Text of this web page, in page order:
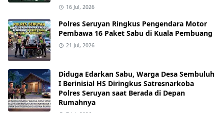
16 Jul, 2026
Polres Seruyan Ringkus Pengendara Motor
Pembawa 16 Paket Sabu di Kuala Pembuang
21 Jul, 2026
Diduga Edarkan Sabu, Warga Desa Sembuluh
I Berinisial HS Diringkus Satresnarkoba
Polres Seruyan saat Berada di Depan
Rumahnya